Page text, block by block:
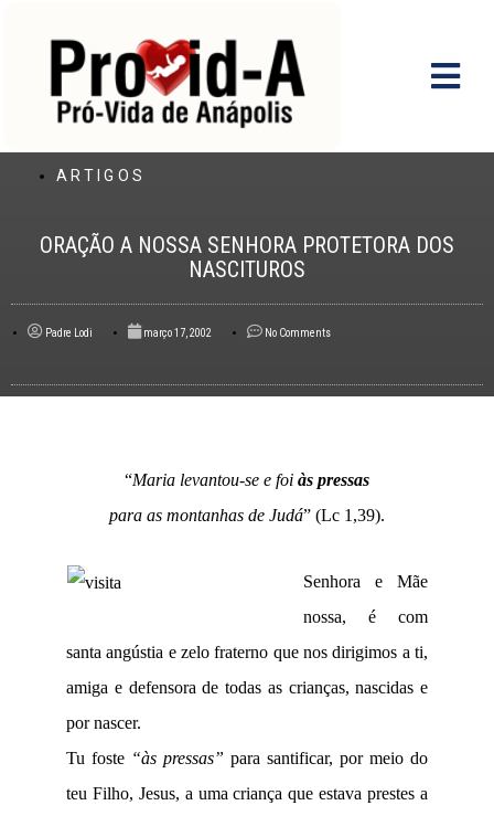
ARTIGOS
ORAÇÃO A NOSSA SENHORA PROTETORA DOS
NASCITUROS
Padre Lodi março 17, 2002 No Comments
“Maria levantou-se e foi às pressas
para as montanhas de Judá” (Lc 1,39).
Senhora e Mãe
nossa, é com
santa angústia e zelo fraterno que nos dirigimos a ti,
amiga e defensora de todas as crianças, nascidas e
por nascer.
Tu foste “às pressas” para santificar, por meio do
teu Filho, Jesus, a uma criança que estava prestes a